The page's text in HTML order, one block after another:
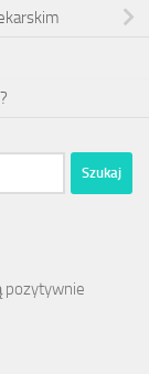
pozytywnie